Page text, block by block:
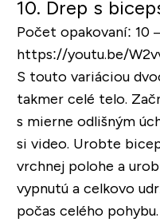
10. Drep s
Počet opakovaní: 10
https://youtu.be/
S touto variáciou
takmer celé telo.
s mierne odlišným
si video. Urobte
vrchnej polohe a
vypnutú a celkovo
počas celého pohybu.